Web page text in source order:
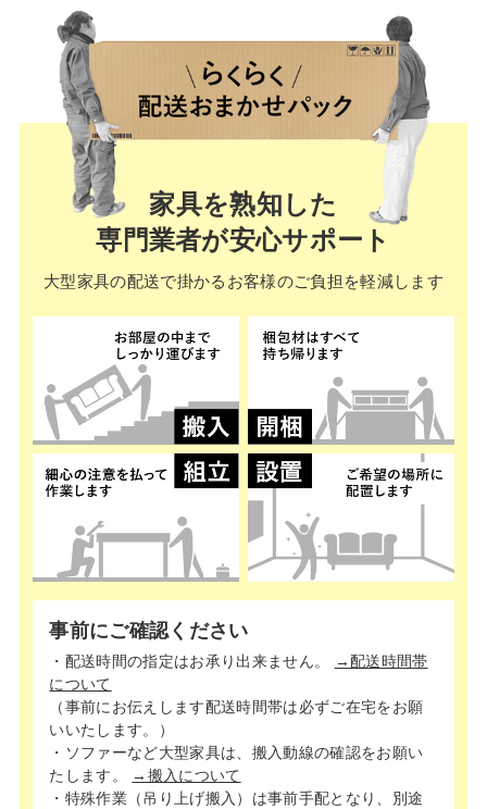
家具を熟知した
専門業者が安心サポート
大型家具の配送で掛かる お客様のご負担を軽減します
事前にご確認ください
・配送時間の指定はお承り出来ません。
→配送時間帯
について
（事前にお伝えします配送時間帯は必ずご在宅をお願
いいたします。）
・ソファーなど大型家具は、搬入動線の確認をお願い
たします。
→搬入について
・特殊作業（吊り上げ搬入）は事前手配となり、別途